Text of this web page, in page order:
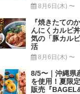
8月6日(木) 〜
『焼きたての
んにくカルビ
気の「豚カル
活
8月6日(木) 〜
8/5〜｜沖縄県
を使用！夏限
販売『